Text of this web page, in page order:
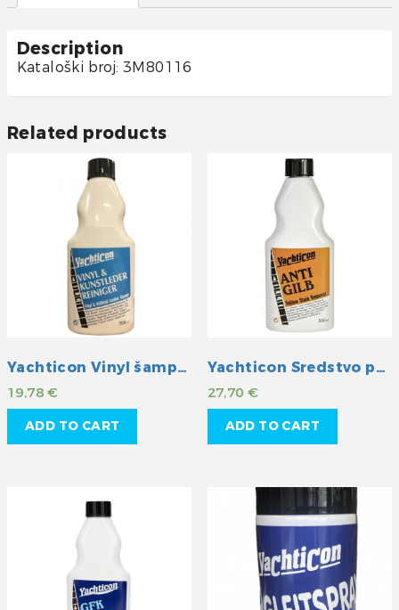
Description
Kataloški broj: 3M80116
Related products
Yachticon Vinyl šampon
19,78€
ADD TO CART
Yachticon Sredstvo protiv požutjelosti
27,70€
ADD TO CART